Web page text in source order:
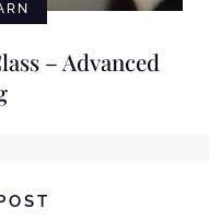
– Advanced